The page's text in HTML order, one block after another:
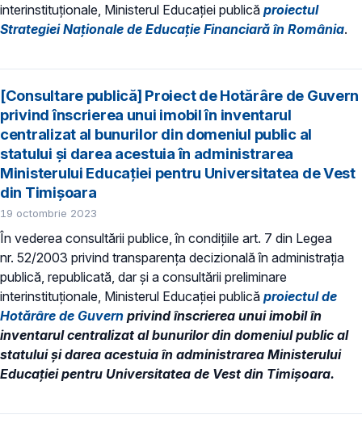
interinstituționale, Ministerul Educaţiei publică proiectul
Strategiei Naționale de Educație Financiară în România.
[Consultare publică] Proiect de Hotărâre de Guvern
privind înscrierea unui imobil în inventarul
centralizat al bunurilor din domeniul public al
statului și darea acestuia în administrarea
Ministerului Educației pentru Universitatea de Vest
din Timișoara
19 octombrie 2023
În vederea consultării publice, în condiţiile art. 7 din Legea
nr. 52/2003 privind transparenţa decizională în administraţia
publică, republicată, dar și a consultării preliminare
interinstituționale, Ministerul Educaţiei publică proiectul de
Hotărâre de Guvern privind înscrierea unui imobil în
inventarul centralizat al bunurilor din domeniul public al
statului și darea acestuia în administrarea Ministerului
Educației pentru Universitatea de Vest din Timișoara.